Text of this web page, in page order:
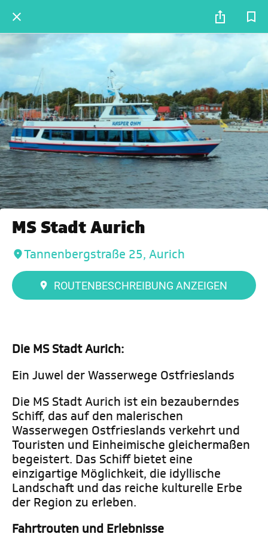
MS Stadt Aurich
Tannenbergstraße 25, Aurich
ROUTENBESCHREIBUNG ANZEIGEN
Die MS Stadt Aurich:
Ein Juwel der Wasserwege Ostfrieslands
Die MS Stadt Aurich ist ein bezauberndes
Schiff, das auf den malerischen
Wasserwegen Ostfrieslands verkehrt und
Touristen und Einheimische gleichermaßen
begeistert. Das Schiff bietet eine
einzigartige Möglichkeit, die idyllische
Landschaft und das reiche kulturelle Erbe
der Region zu erleben.
Fahrtrouten und Erlebnisse